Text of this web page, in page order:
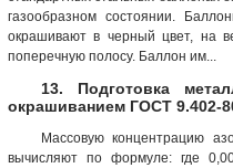
газообразном состоянии.
окрашивают в черный цвет, на
поперечную полосу. Баллон им...
13. Подготовка
окрашиванием ГОСТ 9.402-
Массовую концентрацию
вычисляют по формуле: где